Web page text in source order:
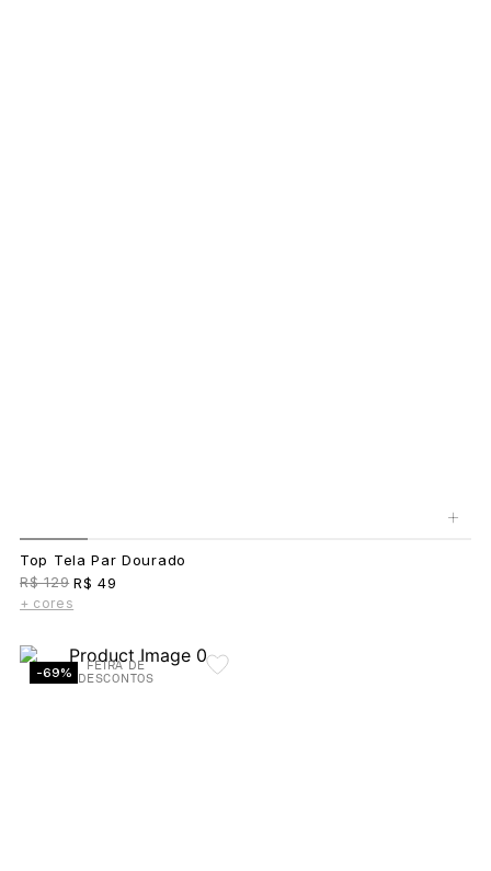
+
Top Tela Par Dourado
R$ 129 R$ 49
+ cores
-69%
FEIRA DE
DESCONTOS